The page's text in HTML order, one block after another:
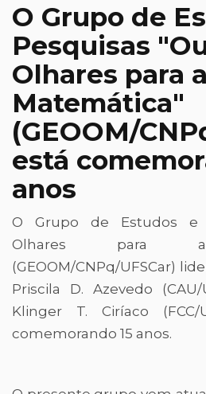
O Grupo de
Pesquisas
Olhares para a
Matemática"
(GEOOM/
está
anos
O Grupo de Estudos e
Olhares para a
(GEOOM/CNPq/UFSCar)
Priscila D. Azevedo
Klinger T. Ciríaco (FCC/
comemorando 15 anos.